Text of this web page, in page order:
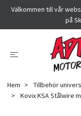
Välkommen till vår
på
Hem Tillbehör
Kovix KSA Stålwire